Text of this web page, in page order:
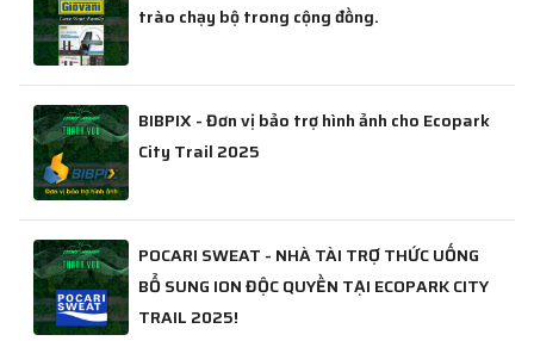
trào chạy bộ trong cộng đồng.
BIBPIX - Đơn vị bảo trợ hình ảnh cho Ecopark
City Trail 2025
POCARI SWEAT - NHÀ TÀI TRỢ THỨC UỐNG
BỔ SUNG ION ĐỘC QUYỀN TẠI ECOPARK CITY
TRAIL 2025!